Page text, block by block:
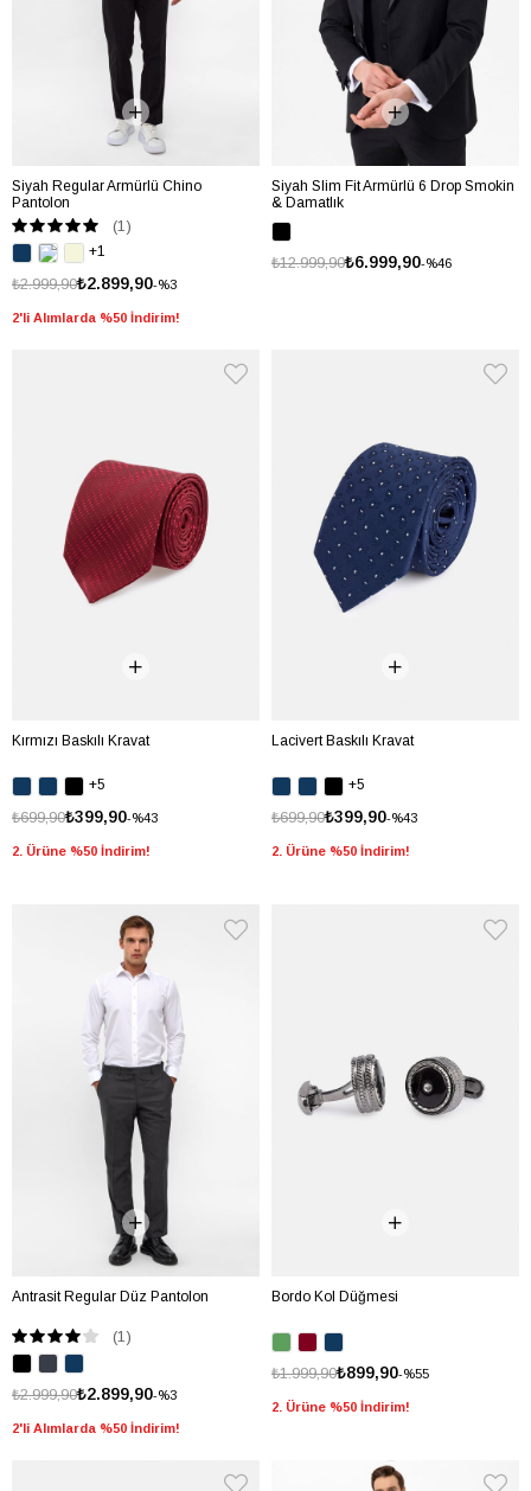
Siyah Regular Armürlü Chino
Pantolon
(1)
+1
%3
₺2.899,90
₺2.999,90
2'li Alımlarda %50 İndirim!
Siyah Slim Fit Armürlü 6 Drop Smokin
& Damatlık
%46
₺6.999,90
₺12.999,90
Kırmızı Baskılı Kravat
+5
%43
₺399,90
₺699,90
2. Ürüne %50 İndirim!
Lacivert Baskılı Kravat
+5
%43
₺399,90
₺699,90
2. Ürüne %50 İndirim!
Antrasit Regular Düz Pantolon
(1)
%3
₺2.899,90
₺2.999,90
2'li Alımlarda %50 İndirim!
Bordo Kol Düğmesi
%55
₺899,90
₺1.999,90
2. Ürüne %50 İndirim!